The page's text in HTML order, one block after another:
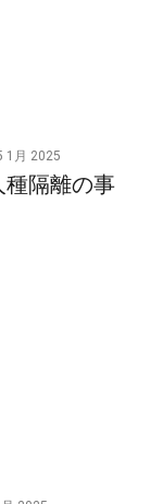
1月 2025
種隔離の事